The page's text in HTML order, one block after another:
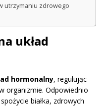
utrzymaniu zdrowego
układ
hormonalny, regulując
organizmie. Odpowiednio
białka, zdrowych